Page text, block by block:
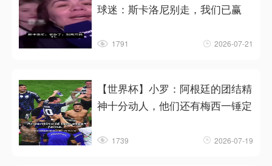
球迷：斯卡洛尼别走，我们已赢
1791 2026-07-21
【世界杯】小罗：阿根廷的团结精
神十分动人，他们还有梅西一锤定
1739 2026-07-19